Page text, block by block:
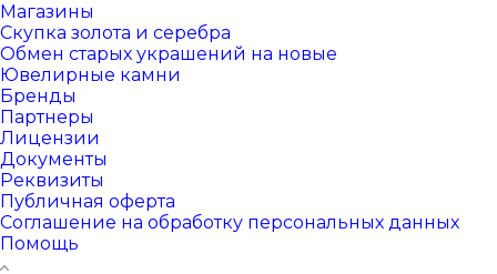
Магазины
Скупка золота и серебра
Обмен старых украшений на новые
Ювелирные камни
Бренды
Партнеры
Лицензии
Документы
Реквизиты
Публичная оферта
Соглашение на обработку персональных данных
Помощь